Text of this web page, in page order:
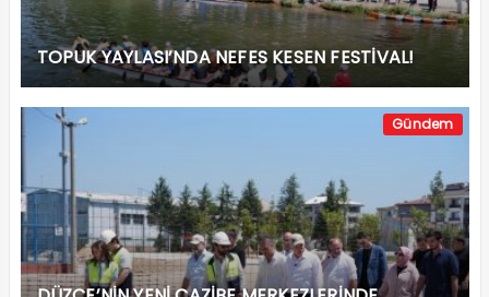
TOPUK YAYLASI’NDA NEFES KESEN FESTİVAL!
Gündem